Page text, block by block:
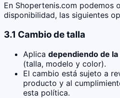
En Shopertenis.com podemos
disponibilidad, las siguientes
3.1 Cambio de talla
Aplica dependiendo de
(talla, modelo y color).
El cambio está sujeto a
producto y al
esta política.